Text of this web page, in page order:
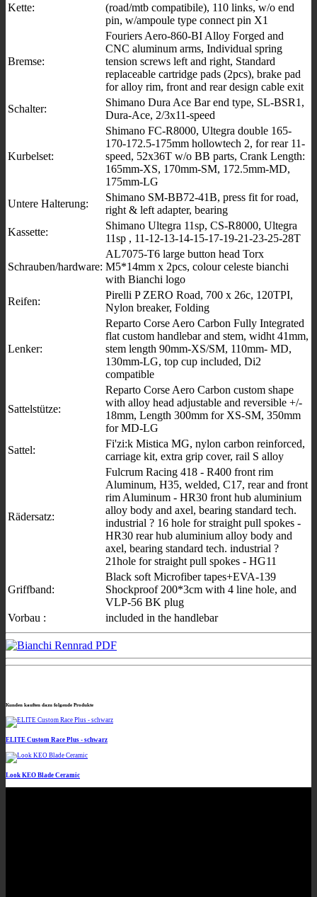
Kette:
(road/mtb compatibile), 110 links, w/o end
pin, w/ampoule type connect pin X1
Bremse:
Fouriers Aero-860-BI Alloy Forged and
CNC aluminum arms, Individual spring
tension screws left and right, Standard
replaceable cartridge pads (2pcs), brake pad
for alloy rim, front and rear design cable exit
Schalter:
Shimano Dura Ace Bar end type, SL-BSR1,
Dura-Ace, 2/3x11-speed
Kurbelset:
Shimano FC-R8000, Ultegra double 165-
170-172.5-175mm hollowtech 2, for rear 11-
speed, 52x36T w/o BB parts, Crank Length:
165mm-XS, 170mm-SM, 172.5mm-MD,
175mm-LG
Untere Halterung:
Shimano SM-BB72-41B, press fit for road,
right & left adapter, bearing
Kassette:
Shimano Ultegra 11sp, CS-R8000, Ultegra
11sp , 11-12-13-14-15-17-19-21-23-25-28T
Schrauben/hardware:
AL7075-T6 large button head Torx
M5*14mm x 2pcs, colour celeste bianchi
with Bianchi logo
Reifen:
Pirelli P ZERO Road, 700 x 26c, 120TPI,
Nylon breaker, Folding
Lenker:
Reparto Corse Aero Carbon Fully Integrated
flat custom handlebar and stem, widht 41mm,
stem length 90mm-XS/SM, 110mm- MD,
130mm-LG, top cup included, Di2
compatible
Sattelstütze:
Reparto Corse Aero Carbon custom shape
with alloy head adjustable and reversible +/-
18mm, Length 300mm for XS-SM, 350mm
for MD-LG
Sattel:
Fi'zi:k Mistica MG, nylon carbon reinforced,
carriage kit, extra grip cover, rail S alloy
Rädersatz:
Fulcrum Racing 418 - R400 front rim
Aluminum, H35, welded, C17, rear and front
rim Aluminum - HR30 front hub aluminium
alloy body and axel, bearing standard tech.
industrial ? 16 hole for straight pull spokes -
HR30 rear hub aluminium alloy body and
axel, bearing standard tech. industrial ?
21hole for straight pull spokes - HG11
Griffband:
Black soft Microfiber tapes+EVA-139
Shockproof 200*3cm with 4 line hole, and
VLP-56 BK plug
Vorbau :
included in the handlebar
Kunden kauften dazu folgende Produkte
ELITE Custom Race Plus - schwarz
Look KEO Blade Ceramic